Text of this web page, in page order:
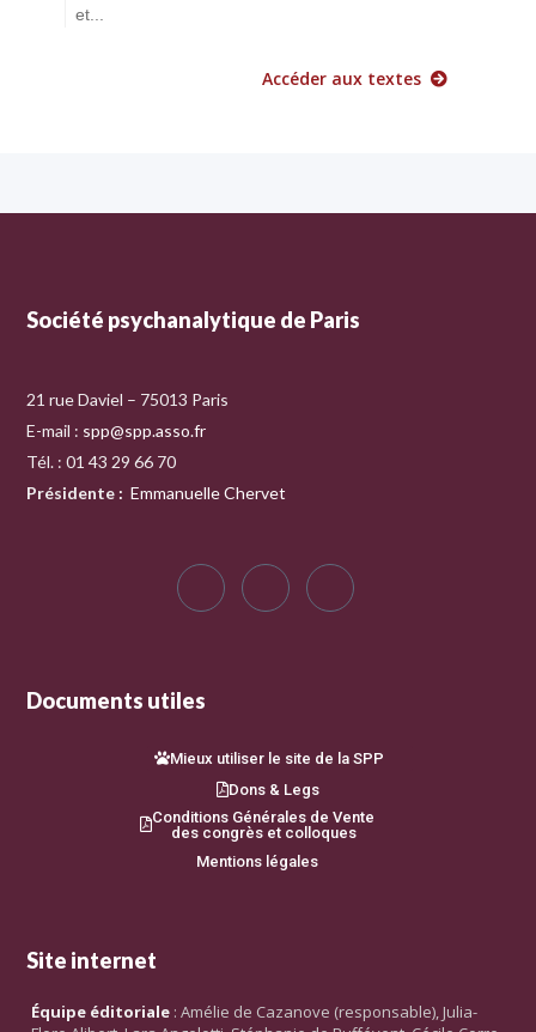
et...
Accéder aux textes
Société psychanalytique de Paris
21 rue Daviel – 75013 Paris
E-mail : spp@spp.asso.fr
Tél. : 01 43 29 66 70
Présidente : Emmanuelle Chervet
Documents utiles
Mieux utiliser le site de la SPP
Dons & Legs
Conditions Générales de Vente
des congrès et colloques
Mentions légales
Site internet
Équipe éditoriale : Amélie de Cazanove (responsable), Julia-